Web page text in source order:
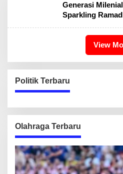
Generasi
Sparkling
View
Politik Terbaru
Olahraga Terbaru